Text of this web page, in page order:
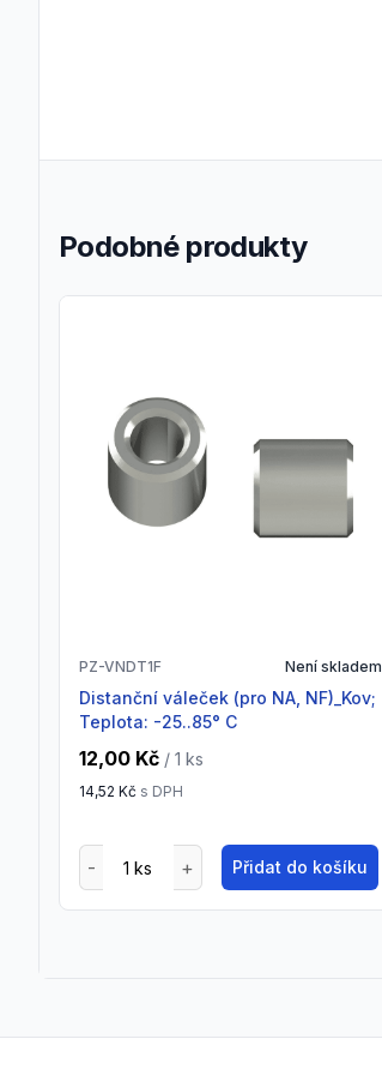
Podobné produkty
PZ-VNDT1F Není skladem
Distanční váleček (pro NA, NF)_Kov;
Teplota: -25..85° C
12,00 Kč / 1 ks
14,52 Kč s DPH
Přidat do košíku